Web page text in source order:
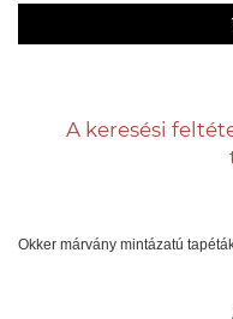
A keresési
Okker márvány mintázatú